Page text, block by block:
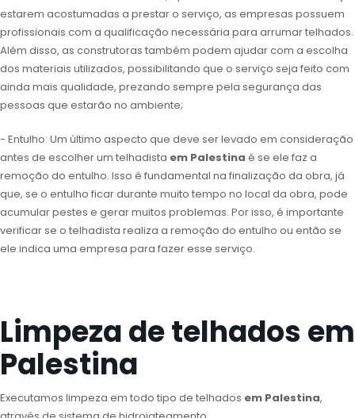
estarem acostumadas a prestar o serviço, as empresas possuem
profissionais com a qualificação necessária para arrumar telhados.
Além disso, as construtoras também podem ajudar com a escolha
dos materiais utilizados, possibilitando que o serviço seja feito com
ainda mais qualidade, prezando sempre pela segurança das
pessoas que estarão no ambiente;
- Entulho: Um último aspecto que deve ser levado em consideração
antes de escolher um telhadista em Palestina é se ele faz a
remoção do entulho. Isso é fundamental na finalização da obra, já
que, se o entulho ficar durante muito tempo no local da obra, pode
acumular pestes e gerar muitos problemas. Por isso, é importante
verificar se o telhadista realiza a remoção do entulho ou então se
ele indica uma empresa para fazer esse serviço.
Limpeza de telhados em
Palestina
Executamos limpeza em todo tipo de telhados em Palestina,